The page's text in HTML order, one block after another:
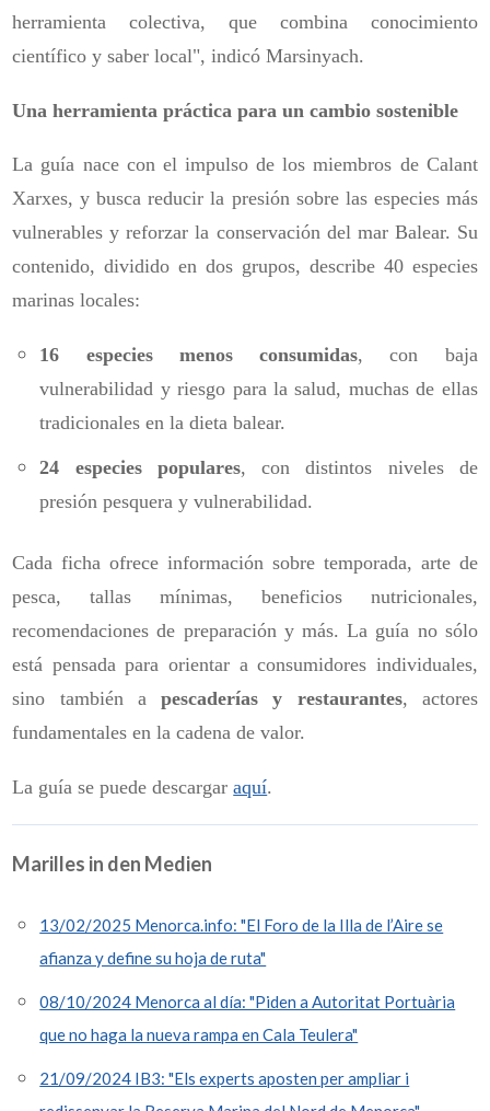
herramienta colectiva, que combina conocimiento
científico y saber local", indicó Marsinyach.
Una herramienta práctica para un cambio sostenible
La guía nace con el impulso de los miembros de Calant
Xarxes, y busca reducir la presión sobre las especies más
vulnerables y reforzar la conservación del mar Balear. Su
contenido, dividido en dos grupos, describe 40 especies
marinas locales:
16 especies menos consumidas, con baja
vulnerabilidad y riesgo para la salud, muchas de ellas
tradicionales en la dieta balear.
24 especies populares, con distintos niveles de
presión pesquera y vulnerabilidad.
Cada ficha ofrece información sobre temporada, arte de
pesca, tallas mínimas, beneficios nutricionales,
recomendaciones de preparación y más. La guía no sólo
está pensada para orientar a consumidores individuales,
sino también a pescaderías y restaurantes, actores
fundamentales en la cadena de valor.
La guía se puede descargaraquí.
Marilles in den Medien
13/02/2025 Menorca.info: "El Foro de la Illa de l’Aire se
afianza y define su hoja de ruta"
08/10/2024 Menorca al día: "Piden a Autoritat Portuària
que no haga la nueva rampa en Cala Teulera"
21/09/2024 IB3: "Els experts aposten per ampliar i